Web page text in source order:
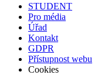
STUDENT
Pro média
Úřad
Kontakt
GDPR
Přístupnost webu
Cookies